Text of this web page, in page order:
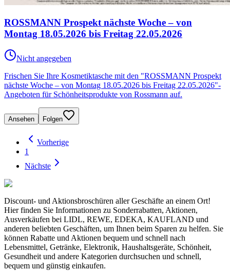
ROSSMANN Prospekt nächste Woche – von
Montag 18.05.2026 bis Freitag 22.05.2026
Nicht angegeben
Frischen Sie Ihre Kosmetiktasche mit den "ROSSMANN Prospekt
nächste Woche – von Montag 18.05.2026 bis Freitag 22.05.2026"-
Angeboten für Schönheitsprodukte von Rossmann auf.
Ansehen Folgen
Vorherige
1
Nächste
Discount- und Aktionsbroschüren aller Geschäfte an einem Ort!
Hier finden Sie Informationen zu Sonderrabatten, Aktionen,
Ausverkäufen bei LIDL, REWE, EDEKA, KAUFLAND und
anderen beliebten Geschäften, um Ihnen beim Sparen zu helfen. Sie
können Rabatte und Aktionen bequem und schnell nach
Lebensmittel, Getränke, Elektronik, Haushaltsgeräte, Schönheit,
Gesundheit und andere Kategorien durchsuchen und schnell,
bequem und günstig einkaufen.